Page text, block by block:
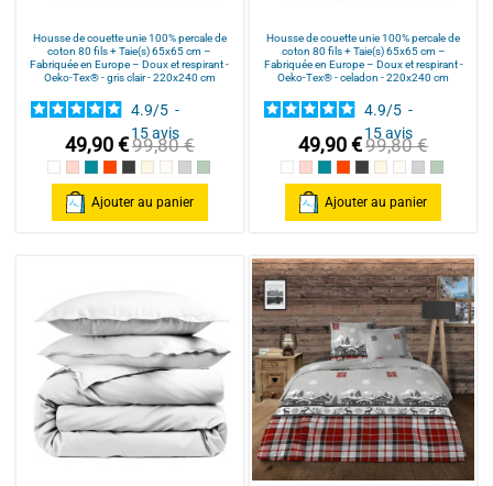
Housse de couette unie 100% percale de
coton 80 fils + Taie(s) 65x65 cm –
Fabriquée en Europe – Doux et respirant -
Oeko-Tex® - gris clair - 220x240 cm
4.9/5 -
15avis
49,90 €99,80 €
BlancRose poudré / Light pink
Bleu Canard
Terracotta
Anthracite
MasticNaturel
gris clair
celadon
Ajouter au panier
Housse de couette unie 100% percale de
coton 80 fils + Taie(s) 65x65 cm –
Fabriquée en Europe – Doux et respirant -
Oeko-Tex® - celadon - 220x240 cm
4.9/5 -
15avis
49,90 €99,80 €
BlancRose poudré / Light pink
Bleu Canard
Terracotta
Anthracite
MasticNaturel
gris clair
celadon
Ajouter au panier